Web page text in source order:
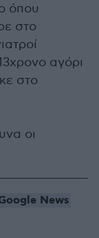
όπου
στο
αγόρι
στο
οι
News